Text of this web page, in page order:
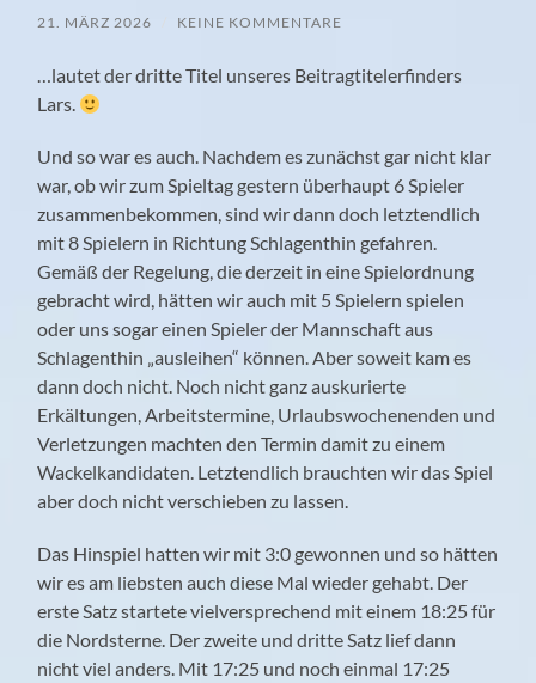
21. MÄRZ 2026 KEINE KOMMENTARE
…lautet der dritte Titel unseres Beitragtitelerfinders
Lars.
Und so war es auch. Nachdem es zunächst gar nicht klar
war, ob wir zum Spieltag gestern überhaupt 6 Spieler
zusammenbekommen, sind wir dann doch letztendlich
mit 8 Spielern in Richtung Schlagenthin gefahren.
Gemäß der Regelung, die derzeit in eine Spielordnung
gebracht wird, hätten wir auch mit 5 Spielern spielen
oder uns sogar einen Spieler der Mannschaft aus
Schlagenthin „ausleihen“ können. Aber soweit kam es
dann doch nicht. Noch nicht ganz auskurierte
Erkältungen, Arbeitstermine, Urlaubswochenenden und
Verletzungen machten den Termin damit zu einem
Wackelkandidaten. Letztendlich brauchten wir das Spiel
aber doch nicht verschieben zu lassen.
Das Hinspiel hatten wir mit 3:0 gewonnen und so hätten
wir es am liebsten auch diese Mal wieder gehabt. Der
erste Satz startete vielversprechend mit einem 18:25 für
die Nordsterne. Der zweite und dritte Satz lief dann
nicht viel anders. Mit 17:25 und noch einmal 17:25